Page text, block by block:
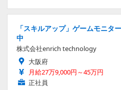
「スキルアップ」ゲームモニ
中
株式会社enrich technology
大阪府
月給27万9,000円～45万円
正社員